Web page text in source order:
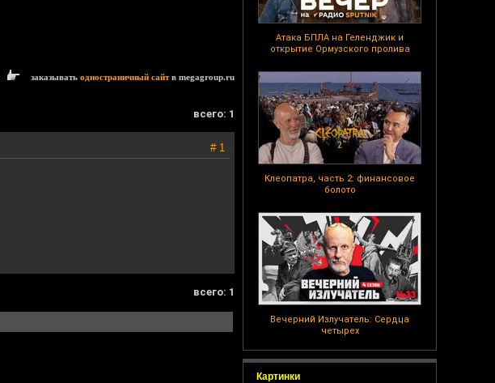
Атака БПЛА на Геленджик и
открытие Ормузского пролива
Клеопатра, часть 2: финансовое
болото
Вечерний Излучатель: Сердца
четырех
Картинки
заказывать одностраничный сайтв megagroup.ru
всего: 1
# 1
всего: 1